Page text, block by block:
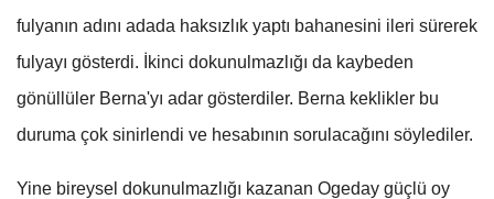
fulyanın adını adada haksızlık yaptı bahanesini ileri sürerek
fulyayı gösterdi. İkinci dokunulmazlığı da kaybeden
gönüllüler Berna'yı adar gösterdiler. Berna keklikler bu
duruma çok sinirlendi ve hesabının sorulacağını söylediler.
Yine bireysel dokunulmazlığı kazanan Ogeday güçlü oy